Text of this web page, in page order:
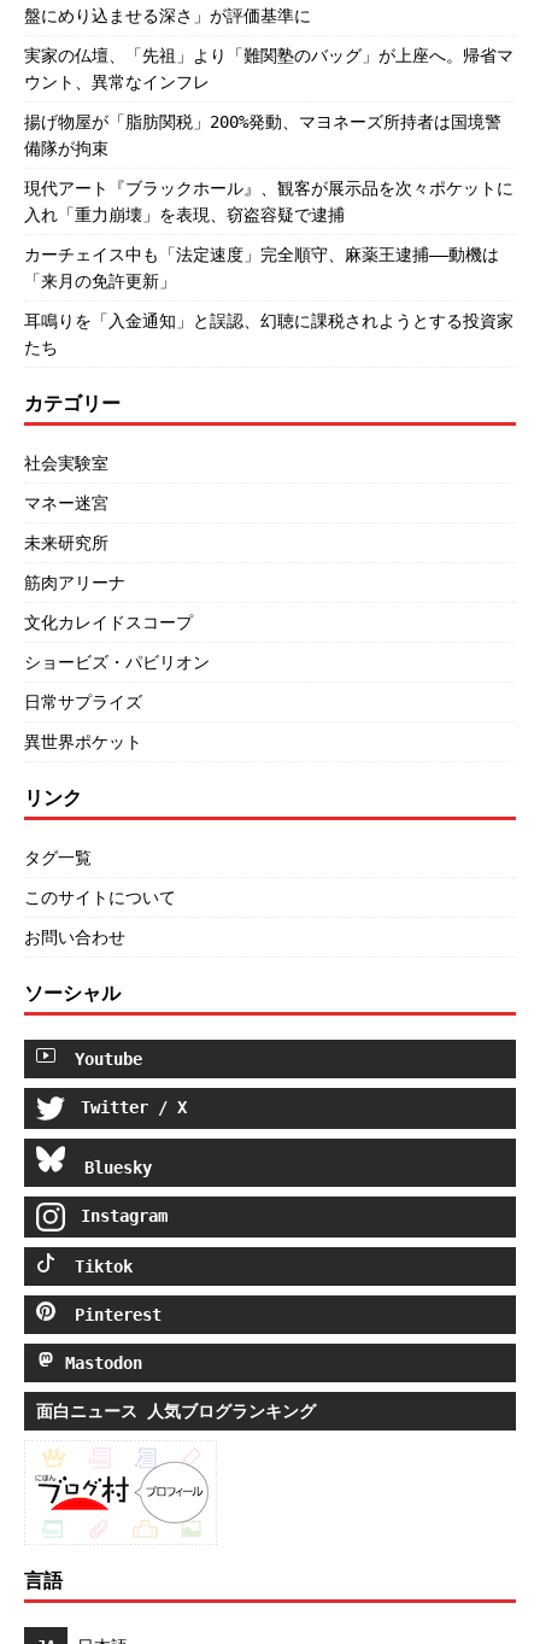
盤にめり込ませる深さ」が評価基準に
実家の仏壇、「先祖」より「難関塾のバッグ」が上座へ。帰省マ
ウント、異常なインフレ
揚げ物屋が「脂肪関税」200%発動、マヨネーズ所持者は国境警
備隊が拘束
現代アート『ブラックホール』、観客が展示品を次々ポケットに
入れ「重力崩壊」を表現、窃盗容疑で逮捕
カーチェイス中も「法定速度」完全順守、麻薬王逮捕――動機は
「来月の免許更新」
耳鳴りを「入金通知」と誤認、幻聴に課税されようとする投資家
たち
カテゴリー
社会実験室
マネー迷宮
未来研究所
筋肉アリーナ
文化カレイドスコープ
ショービズ・パビリオン
日常サプライズ
異世界ポケット
リンク
タグ一覧
このサイトについて
お問い合わせ
ソーシャル
Youtube
Twitter / X
Bluesky
Instagram
Tiktok
Pinterest
Mastodon
面白ニュース 人気ブログランキング
言語